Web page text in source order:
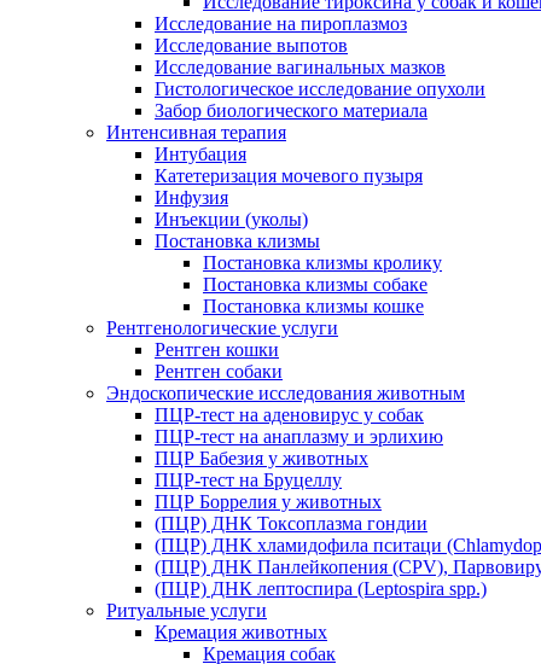
Исследование на пироплазмоз
Исследование выпотов
Исследование вагинальных мазков
Гистологическое исследование опухоли
Забор биологического материала
Интенсивная терапия
Интубация
Катетеризация мочевого пузыря
Инфузия
Инъекции (уколы)
Постановка клизмы
Постановка клизмы кролику
Постановка клизмы собаке
Постановка клизмы кошке
Рентгенологические услуги
Рентген кошки
Рентген собаки
Эндоскопические исследования животным
ПЦР-тест на аденовирус у собак
ПЦР-тест на анаплазму и эрлихию
ПЦР Бабезия у животных
ПЦР-тест на Бруцеллу
ПЦР Боррелия у животных
(ПЦР) ДНК Токсоплазма гондии
(ПЦР) ДНК хламидофила пситаци
(ПЦР) ДНК Панлейкопения (CPV),
(ПЦР) ДНК лептоспира (Leptospira spp.)
Ритуальные услуги
Кремация животных
Кремация собак